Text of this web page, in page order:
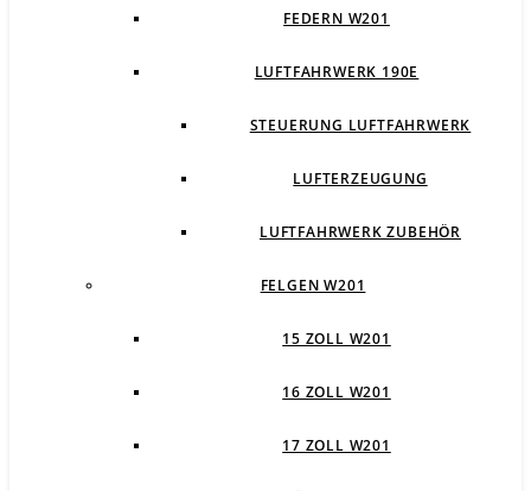
FEDERN W201
LUFTFAHRWERK 190E
STEUERUNG LUFTFAHRWERK
LUFTERZEUGUNG
LUFTFAHRWERK ZUBEHÖR
FELGEN W201
15 ZOLL W201
16 ZOLL W201
17 ZOLL W201